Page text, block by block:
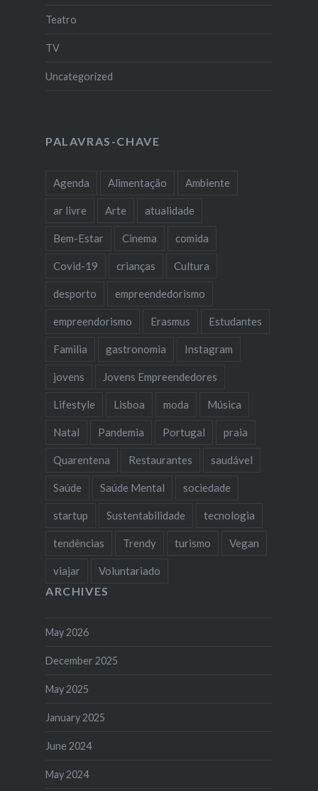
Teatro
TV
Uncategorized
PALAVRAS-CHAVE
Agenda Alimentação Ambiente
ar livre Arte atualidade
Bem-Estar Cinema comida
Covid-19 crianças Cultura
desporto empreendedorismo
empreendorismo Erasmus Estudantes
Familia gastronomia Instagram
jovens Jovens Empreendedores
Lifestyle Lisboa moda Música
Natal Pandemia Portugal praia
Quarentena Restaurantes saudável
Saúde Saúde Mental sociedade
startup Sustentabilidade tecnologia
tendências Trendy turismo Vegan
viajar Voluntariado
ARCHIVES
May 2026
December 2025
May 2025
January 2025
June 2024
May 2024